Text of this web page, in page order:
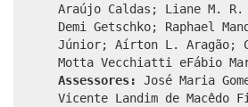
Araújo Caldas; Liane M. R.
Demi Getschko; Raphael
Júnior; Aírton L. Aragão;
Motta Vecchiatti eFábio
Assessores:
José Maria
Vicente Landim de Macêdo